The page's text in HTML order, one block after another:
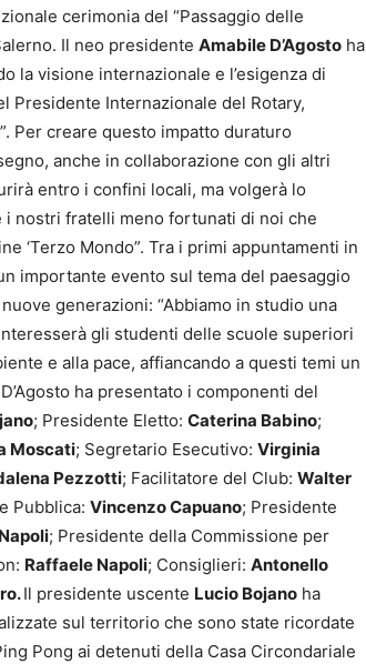
cerimonia del “Passaggio delle
Il neo presidente Amabile D’Agosto ha
la visione internazionale e l’esigenza di
Presidente Internazionale del Rotary,
Per creare questo impatto duraturo
anche in collaborazione con gli altri
entro i confini locali, ma volgerà lo
nostri fratelli meno fortunati di noi che
‘Terzo Mondo”. Tra i primi appuntamenti in
importante evento sul tema del paesaggio
generazioni: “Abbiamo in studio una
gli studenti delle scuole superiori
e alla pace, affiancando a questi temi un
ha presentato i componenti del
; Presidente Eletto: Caterina Babino;
Moscati; Segretario Esecutivo: Virginia
Pezzotti; Facilitatore del Club: Walter
Pubblica: Vincenzo Capuano; Presidente
; Presidente della Commissione per
Raffaele Napoli; Consiglieri: Antonello
Il presidente uscente Lucio Bojano ha
sul territorio che sono state ricordate
Pong ai detenuti della Casa Circondariale